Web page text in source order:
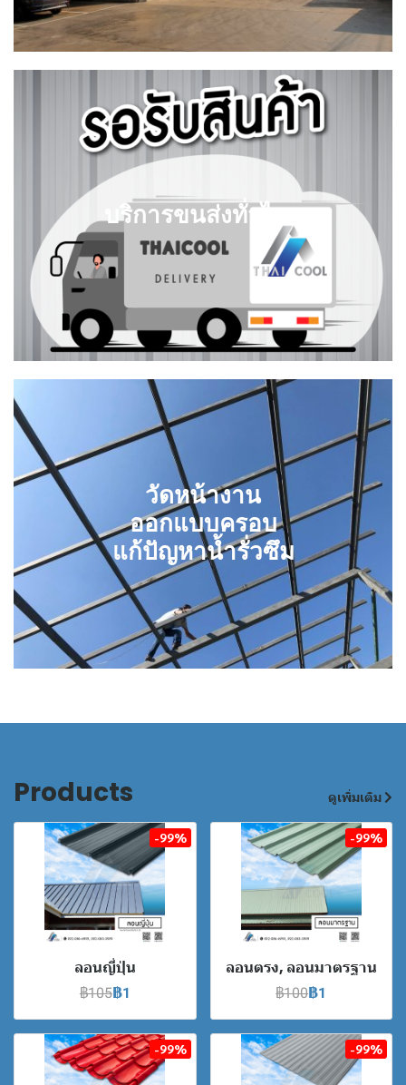
บริการขนส่งทั่วไทย
วัดหน้างาน
ออกแบบครอบ
แก้ปัญหาน้ำรั่วซึม
Products ดูเพิ่มเติม
-99%
ลอนญี่ปุ่น
฿105฿1
-99%
ลอนตรง, ลอนมาตรฐาน
฿100฿1
-99% -99%